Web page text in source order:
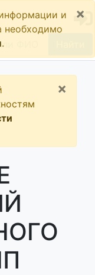
и
необходимо
.
×
×